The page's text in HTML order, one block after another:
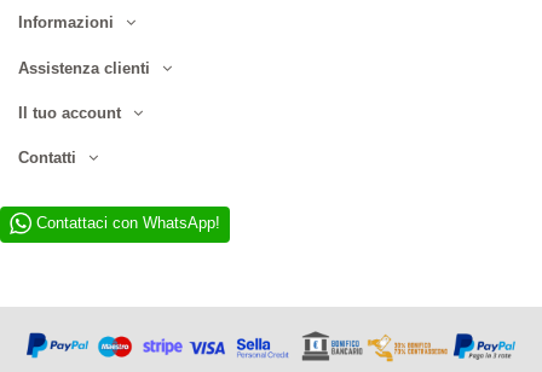
Informazioni
Assistenza clienti
Il tuo account
Contatti
Contattaci con WhatsApp!